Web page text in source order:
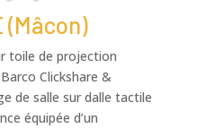
(Mâcon)
toile de projection
Clickshare &
de salle sur dalle tactile
équipée d’un